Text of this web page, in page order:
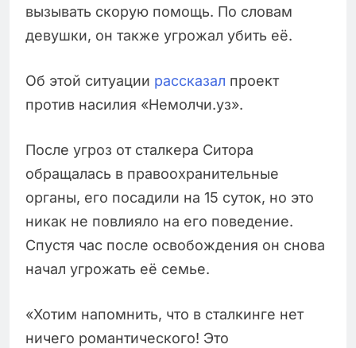
вызывать скорую помощь. По словам
девушки, он также угрожал убить её.
Об этой ситуации рассказал проект
против насилия «Немолчи.уз».
После угроз от сталкера Ситора
обращалась в правоохранительные
органы, его посадили на 15 суток, но это
никак не повлияло на его поведение.
Спустя час после освобождения он снова
начал угрожать её семье.
«Хотим напомнить, что в сталкинге нет
ничего романтического! Это